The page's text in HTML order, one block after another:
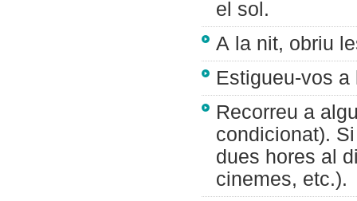
el sol.
A la nit, obriu
Estigueu-vos
Recorreu a
condicionat).
dues hores al
cinemes, etc.).